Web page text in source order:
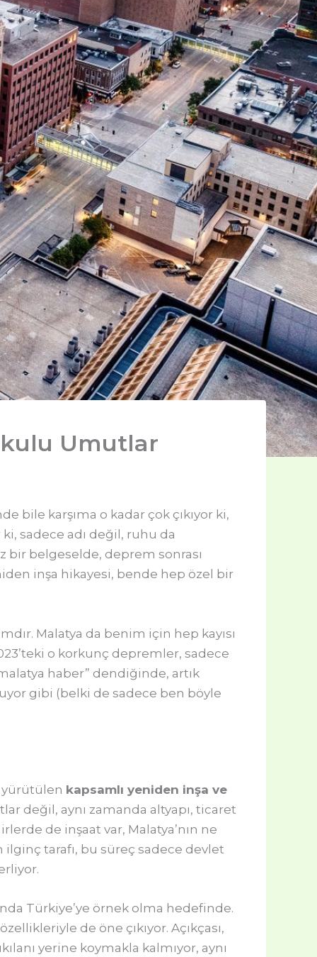
Umutlar
bile karşıma o kadar çok çıkıyor ki,
sadece adı değil, ruhu da
bir belgeselde, deprem sonrası
inşa hikayesi, bende hep özel bir
Malatya da benim için hep kayısı
o korkunç depremler, sadece
haber” dendiğinde, artık
gibi (belki de sadece ben böyle
yürütülen kapsamlı yeniden inşa ve
değil, aynı zamanda altyapı, ticaret
de inşaat var, Malatya’nın ne
ilginç tarafı, bu süreç sadece devlet
Türkiye’ye örnek olma hedefinde.
de öne çıkıyor. Açıkçası,
yerine koymakla kalmıyor, aynı